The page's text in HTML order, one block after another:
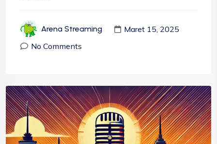
Arena Streaming
Maret 15, 2025
No Comments